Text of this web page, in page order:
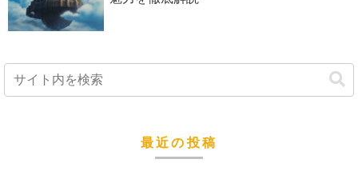
最近の投稿